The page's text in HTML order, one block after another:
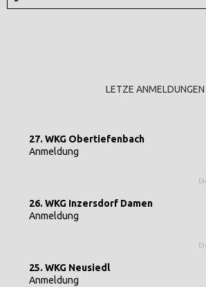
LETZE ANMELDUNGEN
27. WKG Obertiefenbach
Anmeldung
26. WKG Inzersdorf Damen
Anmeldung
25. WKG Neusiedl
Anmeldung